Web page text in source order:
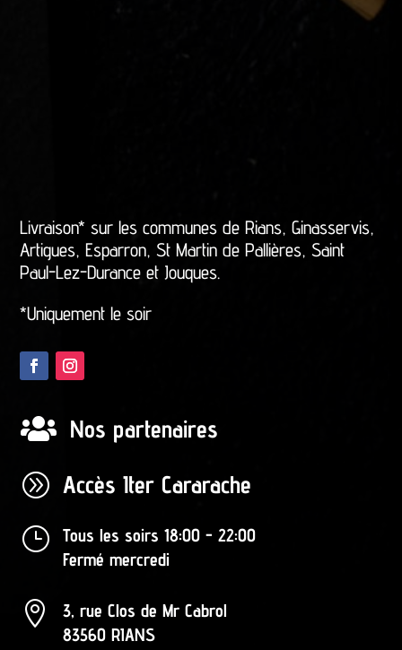
Livraison* sur les communes de Rians, Ginasservis,
Artigues, Esparron, St Martin de Pallières, Saint
Paul-Lez-Durance et Jouques.
*Uniquement le soir
 Nos partenaires
A Accès Iter Cararache
}
Tous les soirs 18:00 - 22:00
Fermé mercredi

3, rue Clos de Mr Cabrol
83560 RIANS